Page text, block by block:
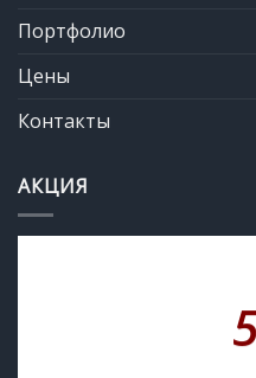
Портфолио
Цены
Контакты
АКЦИЯ